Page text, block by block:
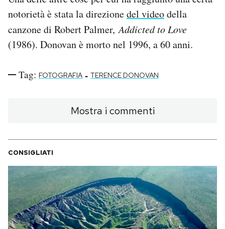
notorietà è stata la direzionedel videodella
canzone di Robert Palmer,Addicted to Love
(1986). Donovan è morto nel 1996, a 60 anni.
Tag: FOTOGRAFIA - TERENCE DONOVAN
Mostra i commenti
CONSIGLIATI